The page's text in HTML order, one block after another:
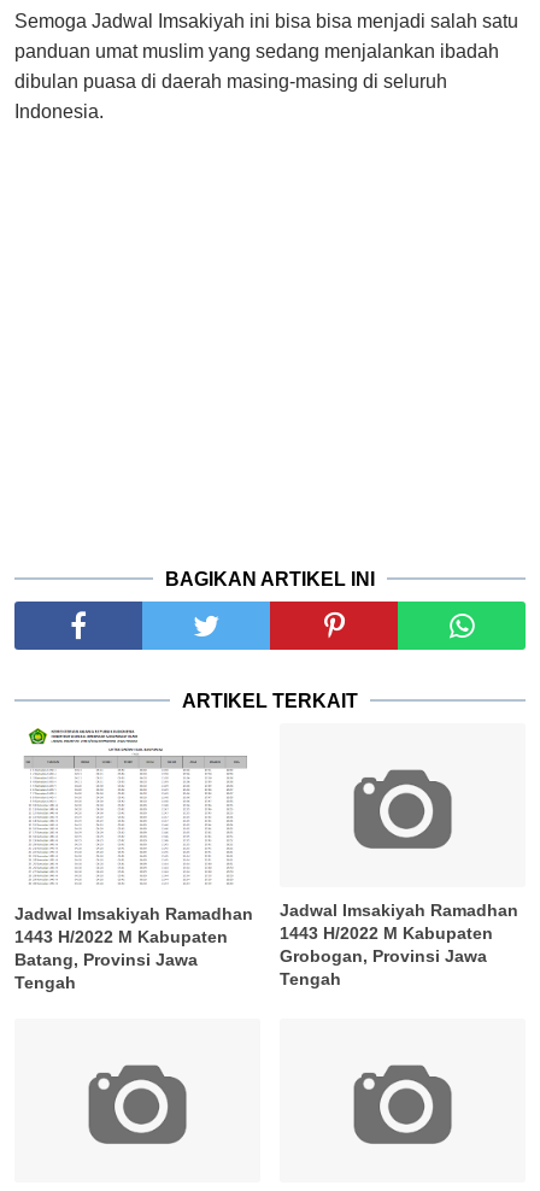
Semoga Jadwal Imsakiyah ini bisa bisa menjadi salah satu
panduan umat muslim yang sedang menjalankan ibadah
dibulan puasa di daerah masing-masing di seluruh
Indonesia.
BAGIKAN ARTIKEL INI
ARTIKEL TERKAIT
Jadwal Imsakiyah Ramadhan
1443 H/2022 M Kabupaten
Batang, Provinsi Jawa
Tengah
Jadwal Imsakiyah Ramadhan
1443 H/2022 M Kabupaten
Grobogan, Provinsi Jawa
Tengah